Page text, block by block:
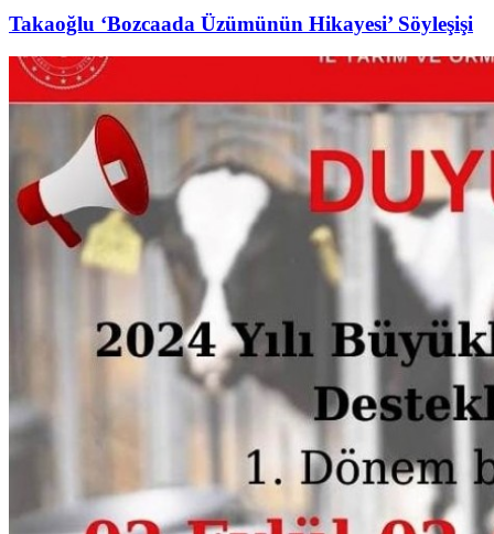
Takaoğlu ‘Bozcaada Üzümünün Hikayesi’ Söyleşişi